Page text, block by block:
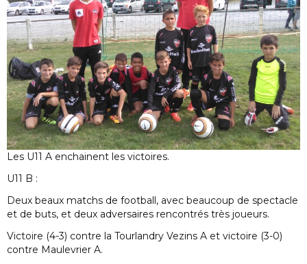
Les U11 A enchainent les victoires.
U11 B :
Deux beaux matchs de football, avec beaucoup de spectacle
et de buts, et deux adversaires rencontrés très joueurs.
Victoire (4-3) contre la Tourlandry Vezins A et victoire (3-0)
contre Maulevrier A.